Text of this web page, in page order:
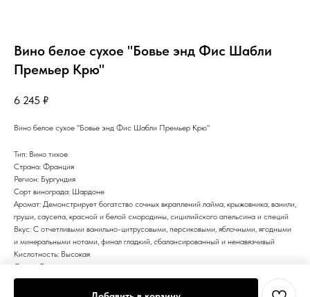
Вино белое сухое "Бовье энд Фис Шабли
Премьер Крю"
6 245 ₽
Вино белое сухое "Бовье энд Фис Шабли Премьер Крю"
Тип: Вино тихое
Страна: Франция
Регион: Бургундия
Сорт винограда: Шардоне
Аромат: Демонстрирует богатство сочных вкраплений лайма, крыжовника, ванили,
груши, саусепа, красной и белой смородины, сицилийского апельсина и специй
Вкус: С отчетливыми ванильно-цитрусовыми, персиковыми, яблочными, ягодными
и минеральными нотами, финал гладкий, сбалансированный и ненавязчивый
Кислотность: Высокая
Сахар: Сухое
Цвет: Белое